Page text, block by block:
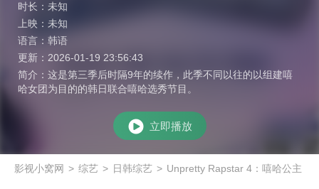
时长： 未知
上映： 未知
语言： 韩语
更新： 2026-01-19 23:56:43
简介： 这是第三季后时隔9年的续作，此季不同以往的以组建嘻
哈女团为目的的韩日联合嘻哈选秀节目。
立即播放
影视小窝网 > 综艺 > 日韩综艺 > Unpretty Rapstar 4：嘻哈公主